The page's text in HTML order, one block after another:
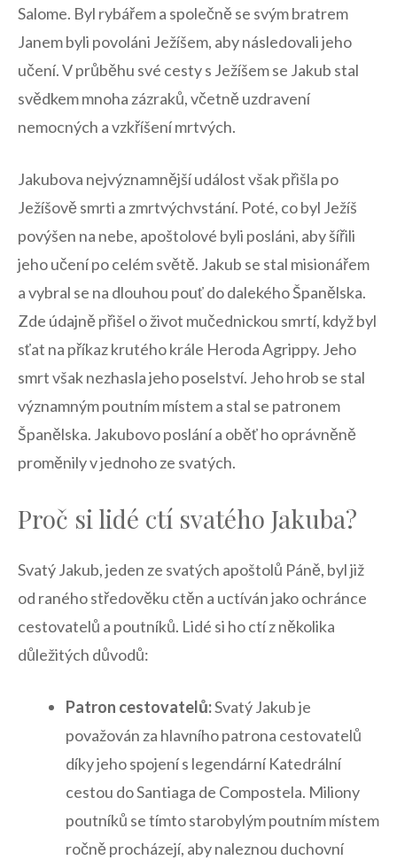
Salome. Byl rybářem a společně se svým bratrem
Janem byli povoláni Ježíšem,​ aby následovali jeho
učení. V průběhu své cesty s Ježíšem se Jakub stal
svědkem mnoha zázraků, včetně uzdravení
nemocných a vzkříšení mrtvých.
Jakubova nejvýznamnější ‌událost však přišla po
Ježíšově smrti a zmrtvýchvstání. Poté, ‌co byl⁣ Ježíš
povýšen na nebe, apoštolové byli posláni, aby ​šířili
jeho učení po celém světě. Jakub se stal misionářem
a vybral ⁢se na dlouhou pouť do dalekého Španělska.
Zde údajně přišel o ⁤život mučednickou smrtí, když byl⁢
sťat na příkaz krutého krále Heroda Agrippy. Jeho
smrt ‍však⁣ nezhasla jeho ‍poselství. Jeho hrob se stal
významným poutním místem a stal se patronem
Španělska. Jakubovo poslání a oběť ho oprávněně
proměnily v jednoho ze svatých.
Proč si ⁢lidé ctí svatého Jakuba?
Svatý⁤ Jakub, jeden ze svatých apoštolů Páně, byl již
od raného ‌středověku ctěn⁣ a uctíván jako ochránce
cestovatelů a poutníků. Lidé si ho ‍ctí ⁤z několika
důležitých důvodů:
Patron cestovatelů:Svatý Jakub ‍je
považován za ⁢hlavního patrona cestovatelů
díky jeho‍ spojení s legendární Katedrální
cestou do Santiaga de Compostela. Miliony
poutníků se tímto starobylým poutním místem
ročně procházejí, aby naleznou duchovní